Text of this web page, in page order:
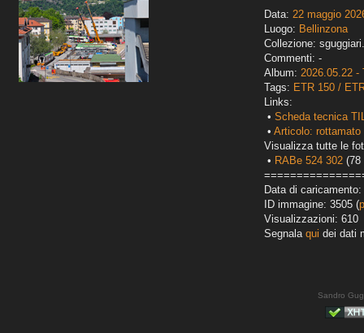
Data: 22 maggio
Luogo: Bellinzona
Collezione:
Commenti: -
Album: 2026.05.22 -
Tags: ETR 150 /
Links:
• Scheda tecnica
• Articolo:
Visualizza tutte le
• RABe 524 302 (78
Data di
ID immagine: 3505 (
Visualizzazioni: 610
Segnala qui dei dati
Sandro